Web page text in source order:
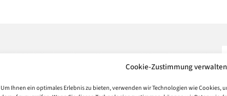
Cookie-Zustimmung verwalten
Um Ihnen ein optimales Erlebnis zu bieten, verwenden wir Technologien wie